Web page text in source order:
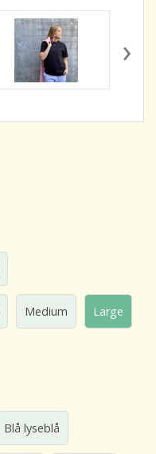
›
Medium Large
Blå lyseblå